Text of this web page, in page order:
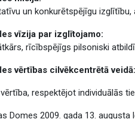
un konkurētspējīgu
vīzija par izglītojamo:
rīcībspējīgs pilsoniski
vērtības cilvēkcentrētā veidā:
respektējot individuālās
Domes 2009. gada 13.